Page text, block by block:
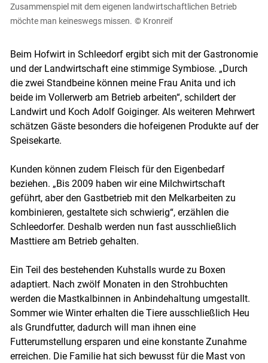
Skip to main content
Zusammenspiel mit dem eigenen landwirtschaftlichen Betrieb
möchte man keineswegs missen. © Kronreif
Beim Hofwirt in Schleedorf ergibt sich mit der Gastronomie
und der Landwirtschaft eine stimmige Symbiose. „Durch
die zwei Standbeine können meine Frau Anita und ich
beide im Vollerwerb am Betrieb arbeiten“, schildert der
Landwirt und Koch Adolf Goiginger. Als weiteren Mehrwert
schätzen Gäste besonders die hofeigenen Produkte auf der
Speisekarte.
Kunden können zudem Fleisch für den Eigenbedarf
beziehen. „Bis 2009 haben wir eine Milchwirtschaft
geführt, aber den Gastbetrieb mit den Melkarbeiten zu
kombinieren, gestaltete sich schwierig“, erzählen die
Schleedorfer. Deshalb werden nun fast ausschließlich
Masttiere am Betrieb gehalten.
Ein Teil des bestehenden Kuhstalls wurde zu Boxen
adaptiert. Nach zwölf Monaten in den Strohbuchten
werden die Mastkalbinnen in Anbindehaltung umgestallt.
Sommer wie Winter erhalten die Tiere ausschließlich Heu
als Grundfutter, dadurch will man ihnen eine
Futterumstellung ersparen und eine konstante Zunahme
erreichen. Die Familie hat sich bewusst für die Mast von